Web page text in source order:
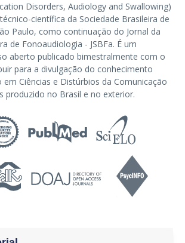
Disorders, Audiology and Swallowing)
científica da Sociedade Brasileira de
Paulo, como continuação do Jornal da
de Fonoaudiologia - JSBFa. É um
aberto publicado bimestralmente com o
para a divulgação do conhecimento
Ciências e Distúrbios da Comunicação
produzido no Brasil e no exterior.